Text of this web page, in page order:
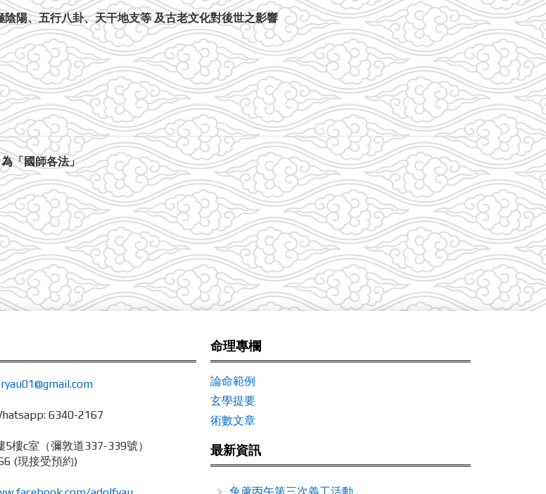
陽、五行八卦、天干地支等 及古老文化對後世之影響
「國師各法」
6340-2167
5樓c室（彌敦道337-339號）
(現接受預約)
命理專欄
論命範例
玄學提要
術數文章
最新資訊